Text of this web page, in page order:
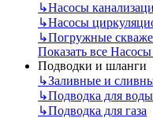
↳Насосы
↳Насосы
↳Погружные
Показать все
Подводки и шланги
↳Заливные и
↳Подводка для воды
↳Подводка для газа